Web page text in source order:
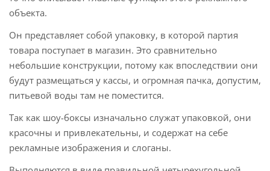
объекта.
Он представляет собой упаковку, в которой партия
товара поступает в магазин. Это сравнительно
небольшие конструкции, потому как впоследствии они
будут размещаться у кассы, и огромная пачка, допустим,
питьевой воды там не поместится.
Так как шоу-боксы изначально служат упаковкой, они
красочны и привлекательны, и содержат на себе
рекламные изображения и слоганы.